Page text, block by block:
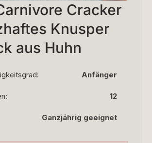
Cracker
Knusper
aus Huhn
Anfänger
12
Ganzjährig geeignet